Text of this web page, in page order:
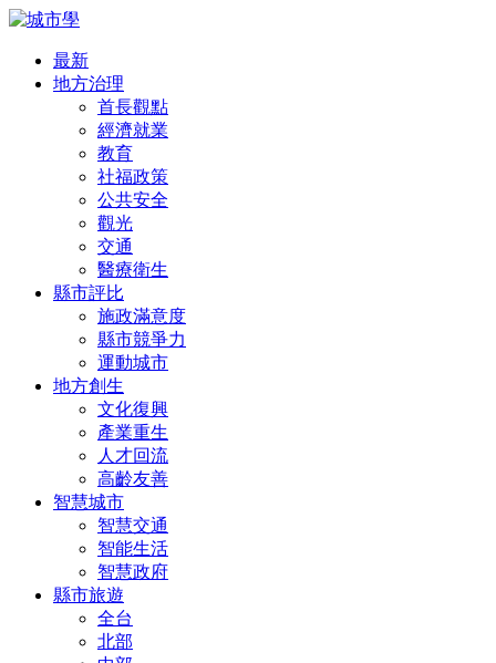
最新
地方治理
首長觀點
經濟就業
教育
社福政策
公共安全
觀光
交通
醫療衛生
縣市評比
施政滿意度
縣市競爭力
運動城市
地方創生
文化復興
產業重生
人才回流
高齡友善
智慧城市
智慧交通
智能生活
智慧政府
縣市旅遊
全台
北部